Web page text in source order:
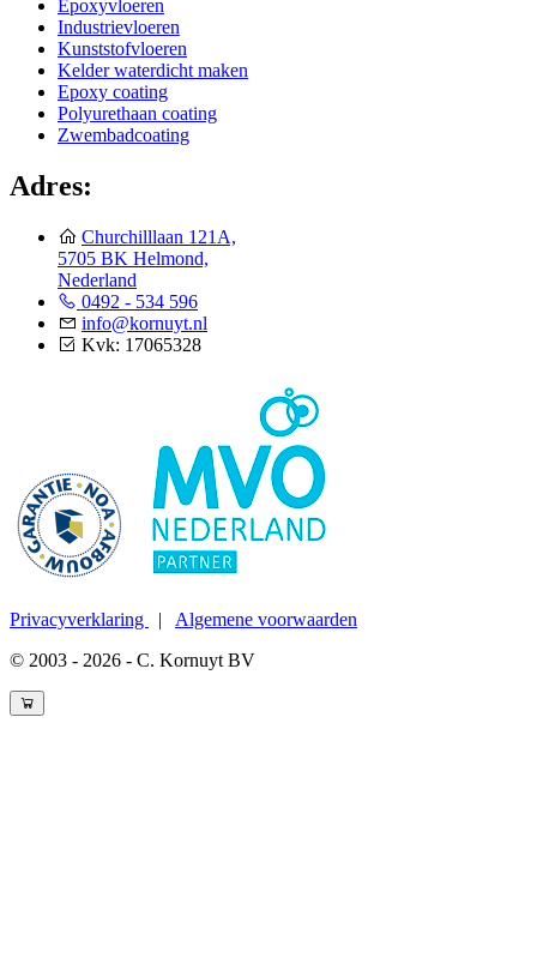
Epoxyvloeren
Industrievloeren
Kunststofvloeren
Kelder waterdicht maken
Epoxy coating
Polyurethaan coating
Zwembadcoating
Adres:
Churchilllaan 121A,
5705 BK Helmond,
Nederland
0492 - 534 596
info@kornuyt.nl
Kvk: 17065328
Privacyverklaring | Algemene voorwaarden
© 2003 - 2026 - C. Kornuyt BV